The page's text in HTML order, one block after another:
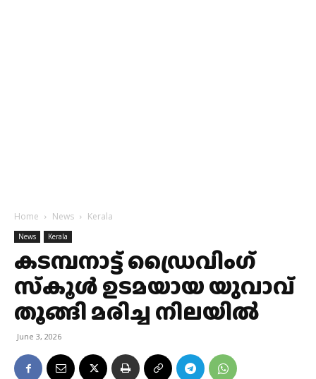
Home News Kerala
News Kerala
കടമ്പനാട്ട് ഡ്രൈവിംഗ്
സ്‌കൂൾ ഉടമയായ യുവാവ്
തൂങ്ങി മരിച്ച നിലയിൽ
June 3, 2026